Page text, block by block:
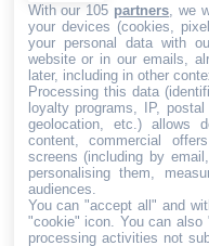
Principales vías de
E-mail:
info@iberianpress.es
Teléfono:
+34 911863556
Fax:
+34 911863556
Encuéntranos en:
Facebook
X
YouTube
Rss
With our 105 partners , we
your devices (cookies,
your personal data with
website or in our emails,
later, including in other
Processing this data
loyalty programs, IP,
geolocation, etc.) allows
content, commercial
screens (including by
personalising them,
audiences.
You can "accept all" and
"cookie" icon . You can
processing activities not